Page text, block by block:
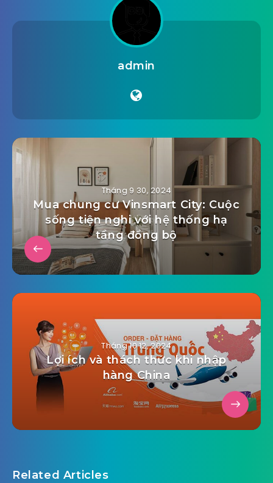
admin
Tháng 9 30, 2024
Mua chung cư Vinsmart City: Cuộc
sống tiện nghi với hệ thống hạ
tầng đồng bộ
Tháng 10 12, 2024
Lợi ích và thách thức khi nhập
hàng China
Related Articles